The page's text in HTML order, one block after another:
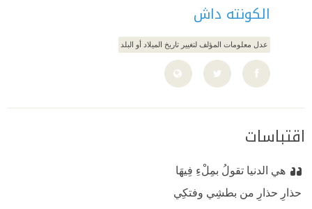
الكونته داش
عدل معلومات المؤلف لتغيير تاريخ الميلاد أو البلد
اقتباسات
هي الدنيا تقولُ بمِلْءِ فِيهَا
حذارِ حذارِ من بطشِي وفتكِي